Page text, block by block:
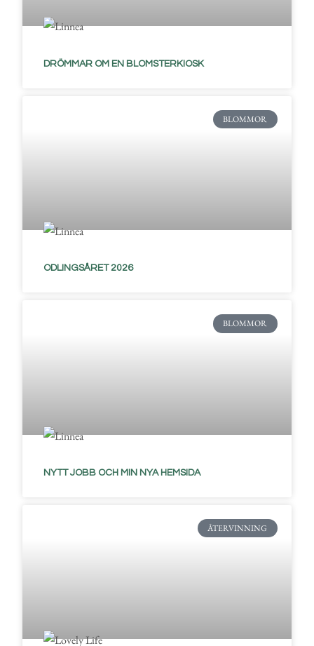
DRÖMMAR OM EN BLOMSTERKIOSK
BLOMMOR
ODLINGSÅRET 2026
BLOMMOR
NYTT JOBB OCH MIN NYA HEMSIDA
ÅTERVINNING